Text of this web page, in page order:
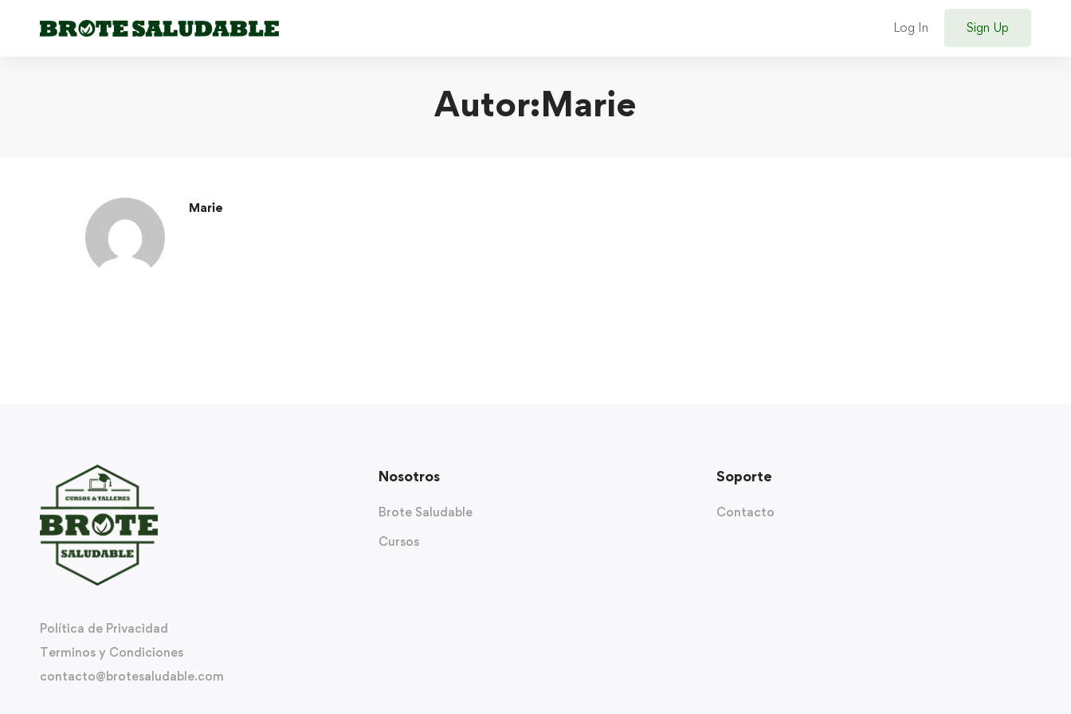
Log In Sign Up
Autor:Marie
Marie
Política de Privacidad
Terminos y Condiciones
contacto@brotesaludable.com
Nosotros
Brote Saludable
Cursos
Soporte
Contacto